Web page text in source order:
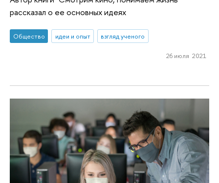
рассказал о ее основных идеях
Общество идеи и опыт взгляд ученого
26 июля 2021